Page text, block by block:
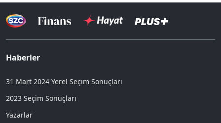
Haberler
31 Mart 2024 Yerel Seçim Sonuçları
2023 Seçim Sonuçları
Yazarlar